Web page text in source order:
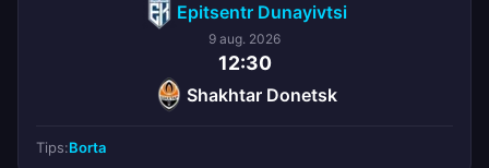
Epitsentr Dunayivtsi
9 aug. 2026
12:30
Shakhtar Donetsk
Tips:Borta